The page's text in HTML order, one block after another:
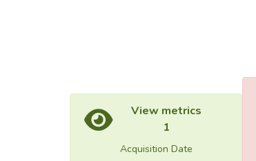
View metrics
1
Acquisition Date